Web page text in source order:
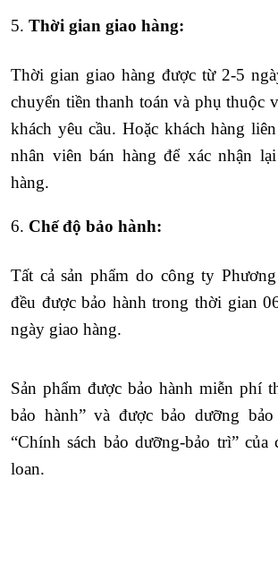
5. Thời gian giao hàng:
Thời gian giao hàng được từ 2-5
chuyển tiền thanh toán và phụ thuộc
khách yêu cầu. Hoặc khách hàng
nhân viên bán hàng để xác nhận
hàng.
6. Chế độ bảo hành:
Tất cả sản phẩm do công ty
đều được bảo hành trong thời gian
ngày giao hàng.
Sản phẩm được bảo hành miễn phí
bảo hành” và được bảo dưỡng
“Chính sách bảo dưỡng-bảo trì” của
loan.